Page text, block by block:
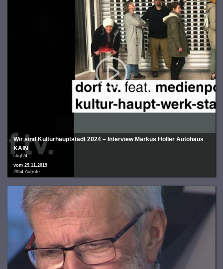
Wir sind Kulturhauptstadt 2024 – Interview Markus Höller Autohaus
KAIN
skgt24
vom 29.11.2019
2954 Aufrufe